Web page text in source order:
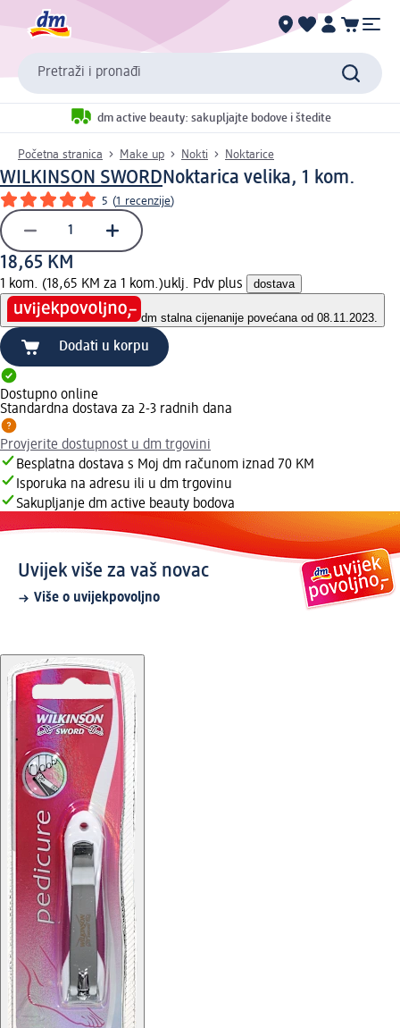
Pretraži i pronađi
dm active beauty: sakupljajte bodove i štedite
Početna stranica Make up Nokti Noktarice
WILKINSON SWORDNoktarica velika, 1 kom.
5 (1 recenzije)
18,65 KM
1 kom. (18,65 KM za 1 kom.)uklj. Pdv plus dostava
dm stalna cijenanije povećana od 08.11.2023.
Dodati u korpu
Dostupno online
Standardna dostava za 2-3 radnih dana
Provjerite dostupnost u dm trgovini
Besplatna dostava s Moj dm računom iznad 70 KM
Isporuka na adresu ili u dm trgovinu
Sakupljanje dm active beauty bodova
Uvijek više za vaš novac
Više o uvijekpovoljno